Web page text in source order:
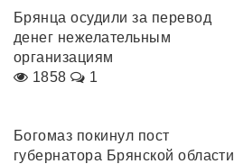
Брянца осудили за перевод
денег нежелательным
организациям
1858
1
Богомаз покинул пост
губернатора Брянской области